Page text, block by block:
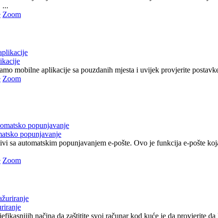
...
Zoom
mobilne aplikacije sa pouzdanih mjesta i uvijek provjerite
Zoom
popunjavanje
sa automatskim popunjavanjem e-pošte. Ovo je funkcija e-pošte
Zoom
načina da zaštitite svoj računar kod kuće je da provjerite